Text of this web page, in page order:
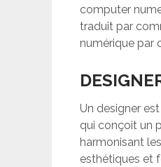
computer
traduit par
numérique par
Un designer
qui conçoit un
harmonisant
esthétiques et